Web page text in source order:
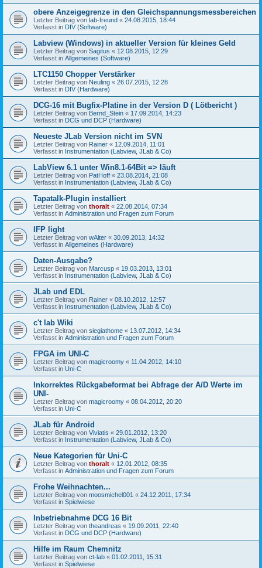
obere Anzeigegrenze in den Gleichspannungsmessbereichen
Letzter Beitrag von lab-freund « 24.08.2015, 18:44
Verfasst in DIV (Software)
Labview (Windows) in aktueller Version für kleines Geld
Letzter Beitrag von Sagitus « 12.08.2015, 12:29
Verfasst in Allgemeines (Software)
LTC1150 Chopper Verstärker
Letzter Beitrag von Neuling « 26.07.2015, 12:28
Verfasst in DIV (Hardware)
DCG-16 mit Bugfix-Platine in der Version D ( Lötbericht )
Letzter Beitrag von Bernd_Stein « 17.09.2014, 14:23
Verfasst in DCG und DCP (Hardware)
Neueste JLab Version nicht im SVN
Letzter Beitrag von Rainer « 12.09.2014, 11:01
Verfasst in Instrumentation (Labview, JLab & Co)
LabView 6.1 unter Win8.1-64Bit => läuft
Letzter Beitrag von PatHoff « 23.08.2014, 21:08
Verfasst in Instrumentation (Labview, JLab & Co)
Tapatalk-Plugin installiert
Letzter Beitrag von thoralt « 22.08.2014, 07:34
Verfasst in Administration und Fragen zum Forum
IFP light
Letzter Beitrag von wAlter « 30.09.2013, 14:32
Verfasst in Allgemeines (Hardware)
Daten-Ausgabe?
Letzter Beitrag von Marcusp « 19.03.2013, 13:01
Verfasst in Instrumentation (Labview, JLab & Co)
JLab und EDL
Letzter Beitrag von Rainer « 08.10.2012, 12:57
Verfasst in Instrumentation (Labview, JLab & Co)
c't lab Wiki
Letzter Beitrag von siegiathome « 13.07.2012, 14:34
Verfasst in Administration und Fragen zum Forum
FPGA im UNI-C
Letzter Beitrag von magicroomy « 11.04.2012, 14:10
Verfasst in Uni-C
Inkorrektes Rückgabeformat bei Abfrage der A/D Werte im
UNI-
Letzter Beitrag von magicroomy « 08.04.2012, 20:20
Verfasst in Uni-C
JLab für Android
Letzter Beitrag von Viviatis « 29.01.2012, 13:20
Verfasst in Instrumentation (Labview, JLab & Co)
Neue Kategorien für Uni-C
Letzter Beitrag von thoralt « 12.01.2012, 08:35
Verfasst in Administration und Fragen zum Forum
Frohe Weihnachten...
Letzter Beitrag von moosmichel001 « 24.12.2011, 17:34
Verfasst in Spielwiese
Inbetriebnahme DCG 16 Bit
Letzter Beitrag von theandreas « 19.09.2011, 22:40
Verfasst in DCG und DCP (Hardware)
Hilfe im Raum Chemnitz
Letzter Beitrag von ct-lab « 01.02.2011, 15:31
Verfasst in Spielwiese